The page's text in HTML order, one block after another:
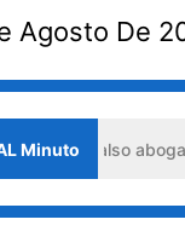
Agosto De
Minuto
Falso abogado